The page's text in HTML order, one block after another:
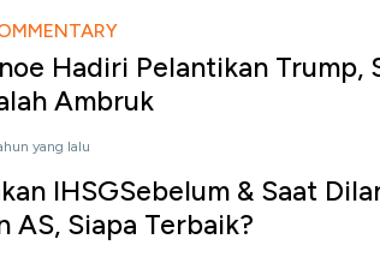
Hadiri Pelantikan Trump,
Ambruk
yang lalu
IHSGSebelum & Saat
AS, Siapa Terbaik?